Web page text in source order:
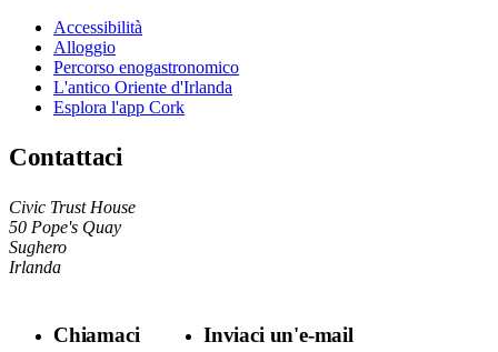
Accessibilità
Alloggio
Percorso enogastronomico
L'antico Oriente d'Irlanda
Esplora l'app Cork
Contattaci
Civic Trust House
50 Pope's Quay
Sughero
Irlanda
Chiamaci Inviaci un'e-mail